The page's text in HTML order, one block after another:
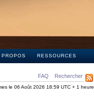
PROPOS RESSOURCES
FAQ Rechercher
le 06 Août 2026 18:59 UTC + 1 heure